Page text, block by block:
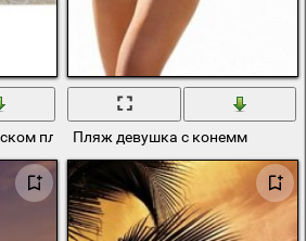
пляжеПляж девушка с конемм